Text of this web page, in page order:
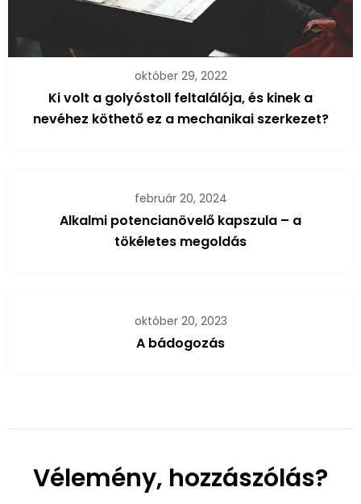
október 29, 2022
Ki volt a golyóstoll feltalálója, és kinek a
nevéhez köthető ez a mechanikai szerkezet?
február 20, 2024
Alkalmi potencianövelő kapszula – a
tökéletes megoldás
október 20, 2023
A bádogozás
Vélemény, hozzászólás?